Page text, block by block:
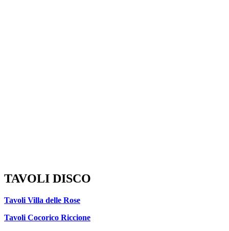
TAVOLI DISCO
Tavoli Villa delle Rose
Tavoli Cocorico Riccione